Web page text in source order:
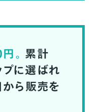
。 累計
に選ばれ
ら販売を